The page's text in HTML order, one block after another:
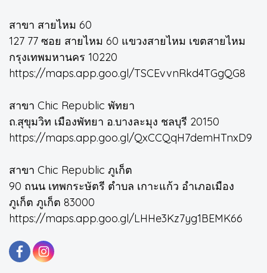
สาขา สายไหม 60
127 77 ซอย สายไหม 60 แขวงสายไหม เขตสายไหม
กรุงเทพมหานคร 10220
https://maps.app.goo.gl/TSCEvvnRkd4TGgQG8
สาขา Chic Republic พัทยา
ถ.สุขุมวิท เมืองพัทยา อ.บางละมุง ชลบุรี 20150
https://maps.app.goo.gl/QxCCQqH7demHTnxD9
สาขา Chic Republic ภูเก็ต
90 ถนน เทพกระษัตรี ตำบล เกาะแก้ว อำเภอเมือง
ภูเก็ต ภูเก็ต 83000
https://maps.app.goo.gl/LHHe3Kz7yg1BEMK66